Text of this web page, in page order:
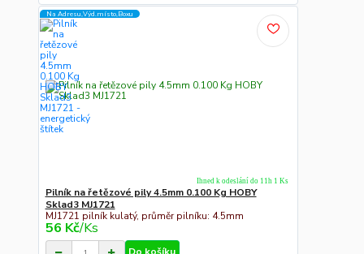
Na Adresu,Výd.místo,Boxu
Pilník na řetězové pily 4.5mm 0.100 Kg HOBY
Sklad3 MJ1721
MJ1721 pilník kulatý, průměr pilníku: 4.5mm
56 Kč/Ks
Ihned k odeslání do 11h 1 Ks